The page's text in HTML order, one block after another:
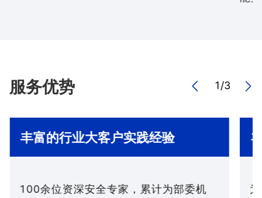
服务优势 1/3
丰富的行业大客户实践经验
100余位资深安全专家，累计为部委机